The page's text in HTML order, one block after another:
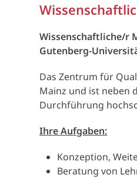
Wissenschaftliche/r
Gutenberg-
Das Zentrum für
Mainz und ist neben
Durchführung
Ihre Aufgaben:
Konzeption,
Beratung von